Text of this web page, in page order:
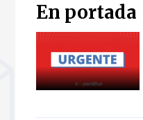
En portada